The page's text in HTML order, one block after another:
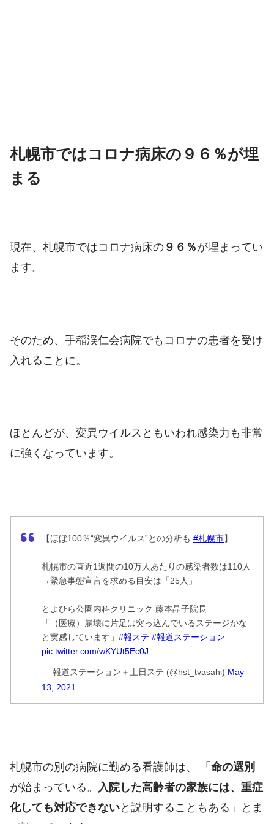
札幌市ではコロナ病床の９６％が埋
まる
現在、札幌市ではコロナ病床の ９６％が埋まってい
ます。
そのため、手稲渓仁会病院でもコロナの患者を受け
入れることに。
ほとんどが、変異ウイルスともいわれ感染力も非常
に強くなっています。
【ほぼ100％“変異ウイルス”との分析も #札幌市】
札幌市の直近1週間の10万人あたりの感染者数は110人
→緊急事態宣言を求める目安は「25人」
とよひら公園内科クリニック 藤本晶子院長
「（医療）崩壊に片足は突っ込んでいるステージかな
と実感しています」 #報ステ #報道ステーション
pic.twitter.com/wKYUt5Ec0J
— 報道ステーション＋土日ステ (@hst_tvasahi) May
13, 2021
札幌市の別の病院に勤める看護師は、 「 命の選別
が始まっている。
入院した高齢者の家族には、重症
化しても対応できないと説明することもある」とま